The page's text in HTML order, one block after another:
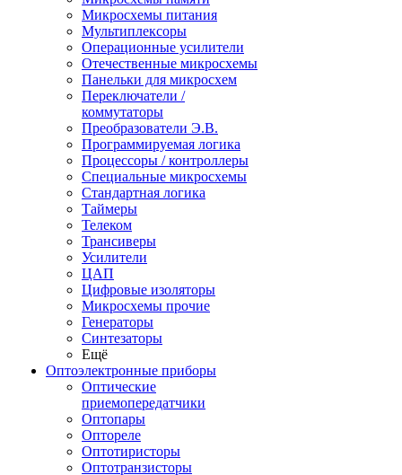
Микросхемы питания
Мультиплексоры
Операционные усилители
Отечественные микросхемы
Панельки для микросхем
Переключатели /
коммутаторы
Преобразователи Э.В.
Программируемая логика
Процессоры / контроллеры
Специальные микросхемы
Стандартная логика
Таймеры
Телеком
Трансиверы
Усилители
ЦАП
Цифровые изоляторы
Микросхемы прочие
Генераторы
Синтезаторы
Ещё
Оптоэлектронные приборы
Оптические
приемопередатчики
Оптопары
Оптореле
Оптотиристоры
Оптотранзисторы